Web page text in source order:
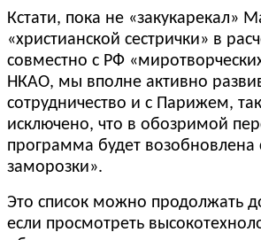
Кстати, пока не «закукарекал»
«христианской сестрички» в
совместно с РФ
НКАО, мы вполне активно
сотрудничество и с Парижем,
исключено, что в обозримой
программа будет возобновлена
заморозки».
Это список можно продолжать
если просмотреть